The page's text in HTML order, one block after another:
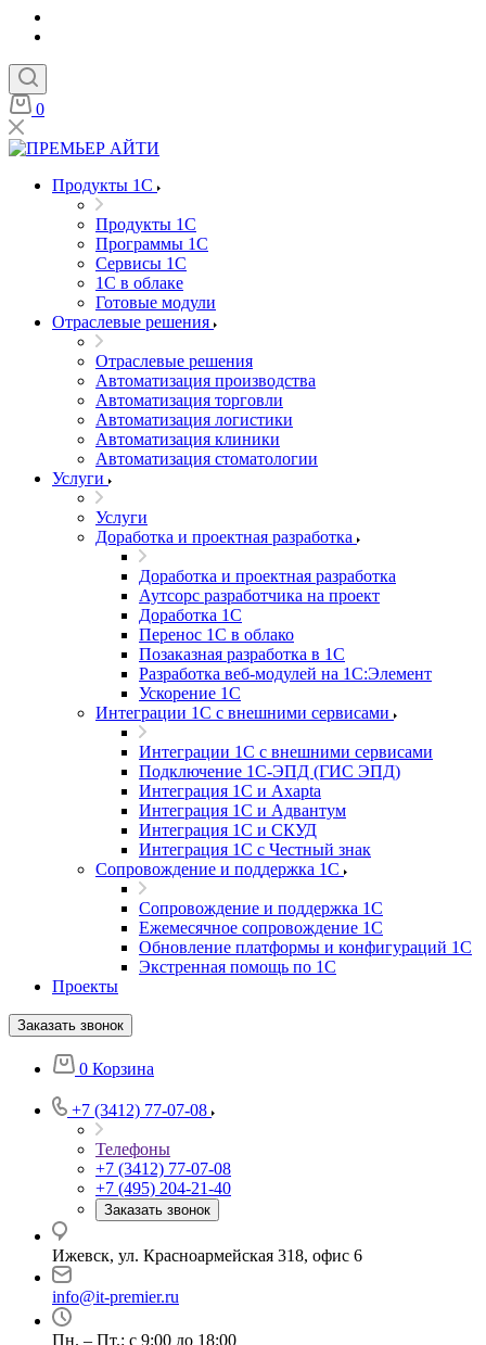
0
Продукты 1C
Продукты 1C
Программы 1С
Сервисы 1С
1С в облаке
Готовые модули
Отраслевые решения
Отраслевые решения
Автоматизация производства
Автоматизация торговли
Автоматизация логистики
Автоматизация клиники
Автоматизация стоматологии
Услуги
Услуги
Доработка и проектная разработка
Доработка и проектная разработка
Аутсорс разработчика на проект
Доработка 1С
Перенос 1С в облако
Позаказная разработка в 1С
Разработка веб-модулей на 1С:Элемент
Ускорение 1С
Интеграции 1С с внешними сервисами
Интеграции 1С с внешними сервисами
Подключение 1С-ЭПД (ГИС ЭПД)
Интеграция 1С и Axapta
Интеграция 1С и Адвантум
Интеграция 1С и СКУД
Интеграция 1С с Честный знак
Сопровождение и поддержка 1С
Сопровождение и поддержка 1С
Ежемесячное сопровождение 1С
Обновление платформы и конфигураций 1С
Экстренная помощь по 1С
Проекты
Заказать звонок
0 Корзина
+7 (3412) 77-07-08
Телефоны
+7 (3412) 77-07-08
+7 (495) 204-21-40
Заказать звонок
Ижевск, ул. Красноармейская 318, офис 6
info@it-premier.ru
Пн. – Пт.: с 9:00 до 18:00